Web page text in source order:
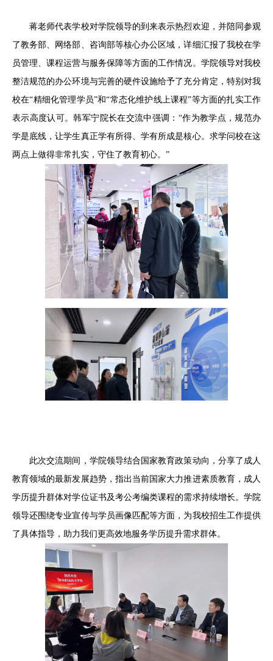
蒋老师代表学校对学院领导的到来表示热烈欢迎，并陪同参观
了教务部、网络部、咨询部等核心办公区域，详细汇报了我校在学
员管理、课程运营与服务保障等方面的工作情况。学院领导对我校
整洁规范的办公环境与完善的硬件设施给予了充分肯定，特别对我
校在“精细化管理学员”和“常态化维护线上课程”等方面的扎实工作
表示高度认可。韩军宁院长在交流中强调：“作为教学点，规范办
学是底线，让学生真正学有所得、学有所成是核心。求学问校在这
两点上做得非常扎实，守住了教育初心。”
此次交流期间，学院领导结合国家教育政策动向，分享了成人
教育领域的最新发展趋势，指出当前国家大力推进素质教育，成人
学历提升群体对学位证书及考公考编类课程的需求持续增长。学院
领导还围绕专业宣传与学员画像匹配等方面，为我校招生工作提供
了具体指导，助力我们更高效地服务学历提升需求群体。